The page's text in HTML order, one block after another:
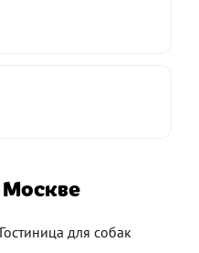
Москве
Гостиница для собак